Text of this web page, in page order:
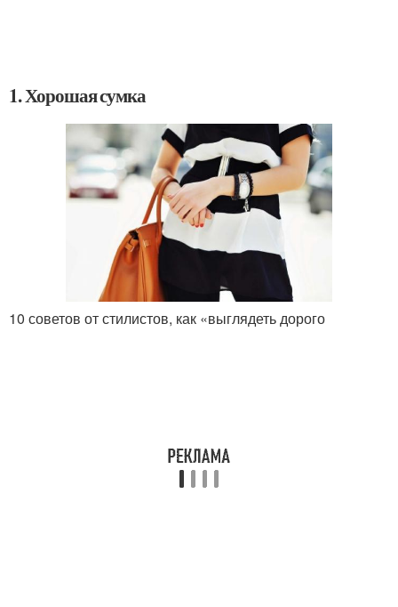
1. Хорошая сумка
10 советов от стилистов, как «выглядеть дорого